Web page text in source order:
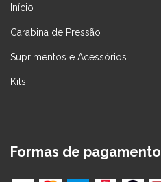
Início
Carabina de Pressão
Suprimentos e Acessórios
Kits
Formas de pagamento